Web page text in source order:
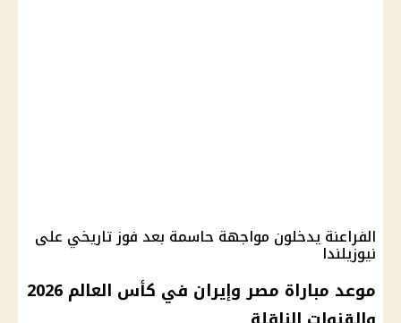
الفراعنة يدخلون مواجهة حاسمة بعد فوز تاريخي على
نيوزيلندا
موعد مباراة مصر وإيران في كأس العالم 2026